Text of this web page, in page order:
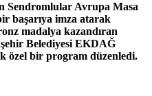
Sendromlular Avrupa Masa
başarıya imza atarak
madalya kazandıran
Belediyesi EKDAĞ
özel bir program düzenledi.